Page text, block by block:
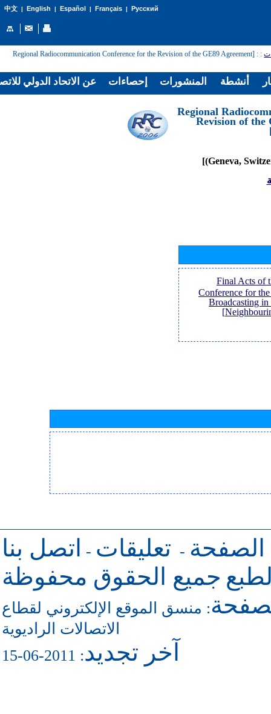
中文| English | Español | Français| Русский
:
: [Regional Radiocommunication Conference for the Revision of the GE89 Agreement
[Regional
Revision of the
[Final Acts of
Conference for
Broadcasting
الصفحة - تعليقات -
اتصل بنا
جميع الحقوق محفوظة
: منسق الموقع الإلكتروني لقطاع
الاتصالات الراديوية
آخر تجديد: 2011-06-15
عن الاتحاد الدولي إحصاءات المنشورات أنشطة